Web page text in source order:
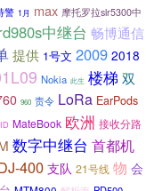
警 1月 max 摩托罗拉slr5300中
中继台 畅博通信
提供 1号文 2009 2018
Nokia 此生 楼梯 双
960 责令 LoRa EarPods
MateBook 欧洲 接收分路
数字中继台 首都机
400 支队 21号线 物 会